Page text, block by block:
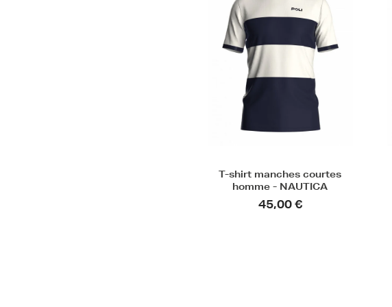
T-shirt manches courtes
homme - NAUTICA
45,00 €